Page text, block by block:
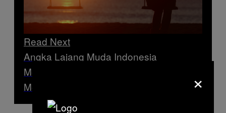
Read Next
Angka Lajang Muda Indonesia
Meningkat, Ini Alasan Favorit Mereka
Menunda Pernikahan
×